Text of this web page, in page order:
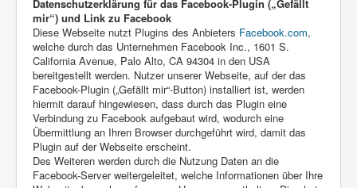
Datenschutzerklärung für das Facebook-Plugin („Gefällt
mir“) und Link zu Facebook
Diese Webseite nutzt Plugins des Anbieters Facebook.com,
welche durch das Unternehmen Facebook Inc., 1601 S.
California Avenue, Palo Alto, CA 94304 in den USA
bereitgestellt werden. Nutzer unserer Webseite, auf der das
Facebook-Plugin („Gefällt mir“-Button) installiert ist, werden
hiermit darauf hingewiesen, dass durch das Plugin eine
Verbindung zu Facebook aufgebaut wird, wodurch eine
Übermittlung an Ihren Browser durchgeführt wird, damit das
Plugin auf der Webseite erscheint.
Des Weiteren werden durch die Nutzung Daten an die
Facebook-Server weitergeleitet, welche Informationen über Ihre